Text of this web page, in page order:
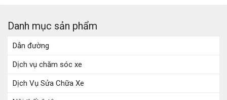
Danh mục sản phẩm
Dẫn đường
Dịch vụ chăm sóc xe
Dịch Vụ Sửa Chữa Xe